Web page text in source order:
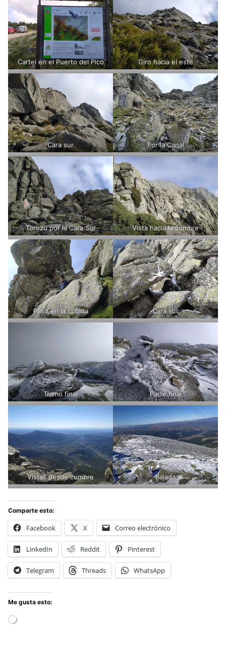
Cartel en el Puerto del Pico Giro hacia el este
Cara sur Por la Canal
Torozo por la Cara Sur Vista hacia la cumbre
Paso en la subida Cara sur
Tramo final Parte final
Vistas desde cumbre Bajada
Comparte esto:
Facebook X Correo electrónico
LinkedIn Reddit Pinterest
Telegram Threads WhatsApp
Me gusta esto: